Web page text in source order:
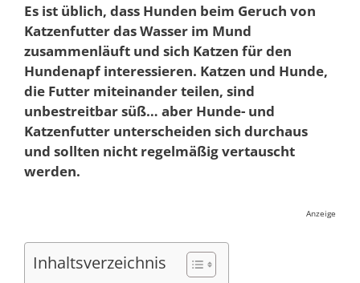
Es ist üblich, dass Hunden beim Geruch von
Katzenfutter das Wasser im Mund
zusammenläuft und sich Katzen für den
Hundenapf interessieren. Katzen und Hunde,
die Futter miteinander teilen, sind
unbestreitbar süß… aber Hunde- und
Katzenfutter unterscheiden sich durchaus
und sollten nicht regelmäßig vertauscht
werden.
Anzeige
Inhaltsverzeichnis